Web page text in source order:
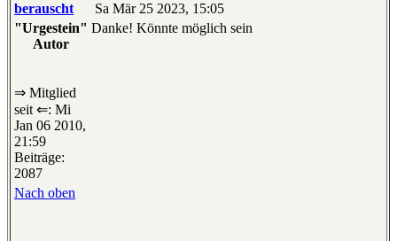
berauscht
Sa Mär 25 2023, 15:05
"Urgestein"
Autor
⇒ Mitglied
seit ⇐: Mi
Jan 06 2010,
21:59
Beiträge:
2087
Danke! Könnte möglich sein
Nach oben